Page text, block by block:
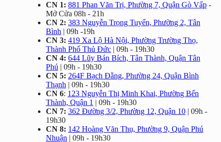
CN 1: 881 Phan Văn Trị, Phường 7, Quận Gò Vấp -
Mở Cửa 08h - 21h
CN 2: 383 Nguyễn Trọng Tuyển, Phường 2, Tân
Bình | 09h -19h
CN 3: 419 Xa Lộ Hà Nội, Phường Trường Thọ,
Thành Phố Thủ Đức | 09h - 19h30
CN 4: 644 Lũy Bán Bích, Tân Thành, Quận Tân
Phú | 09h - 19h30
CN 5: 264F Bạch Đằng, Phường 24, Quận Bình
Thạnh | 09h - 19h30
CN 6: 123 Nguyễn Thị Minh Khai, Phường Bến
Thành, Quận 1 | 09h - 19h30
CN 7: 362 Đường 3/2, Phường 12, Quận 10 | 09h -
19h30
CN 8: 142 Hoàng Văn Thụ, Phường 9, Quận Phú
Nhuận | 09h - 19h30